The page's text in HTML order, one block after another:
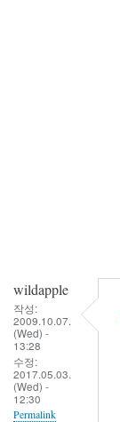
wildapple
작성:
2009.10.07.
(Wed) -
13:28
수정:
2017.05.03.
(Wed) -
12:30
Permalink